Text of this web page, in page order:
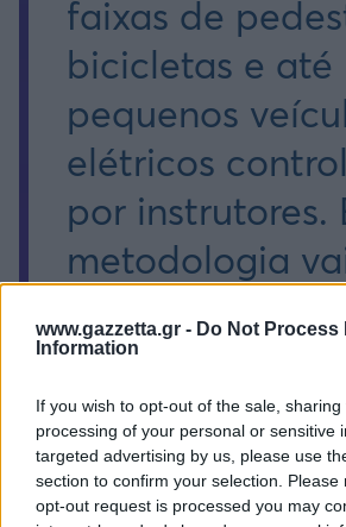
www.gazzetta.gr - Do Not Process
Information
If you wish to opt-out of the sale,
processing of your personal or sensitive
targeted advertising by us, please use
section to confirm your selection.
opt-out request is processed you may
faixas de
bicicletas e até
pequenos
elétricos
por instrutores.
metodologia
das regras: ela
percepção,
respeito ao
urbano. Cada
atividade é